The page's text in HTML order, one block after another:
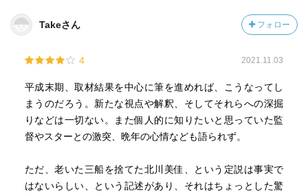
Takeさん フォロー
4 2021.11.03
平成末期、取材結果を中心に筆を進めれば、こうなってし
まうのだろう。新たな視点や解釈、そしてそれらへの深掘
りなどは一切ない。また個人的に知りたいと思っていた監
督やスターとの激突、晩年の心情なども語られず。
ただ、老いた三船を捨てた北川美佳、という定説は事実で
はないらしい、という記述があり、それはちょっとした驚